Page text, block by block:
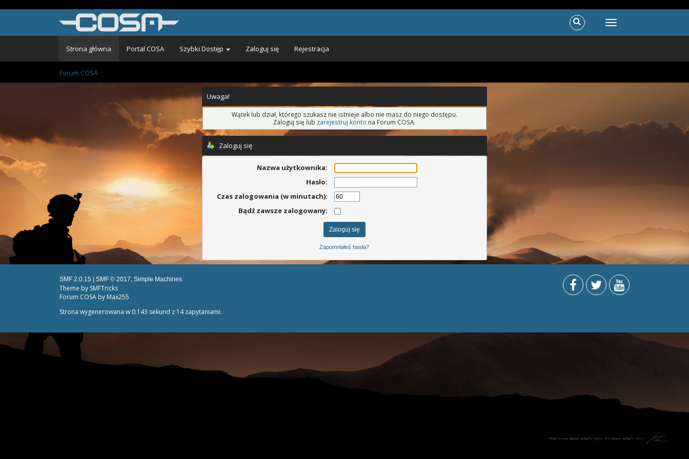
Strona główna Portal COSA Szybki Dostęp Zaloguj się Rejestracja
Forum COSA
Uwaga!
Wątek lub dział, którego szukasz nie istnieje albo nie masz do niego dostępu.
Zaloguj się lub zarejestruj konto na Forum COSA.
Zaloguj się
Nazwa użytkownika:
Hasło:
Czas zalogowania (w minutach):
Bądź zawsze zalogowany:
Zapomniałeś hasła?
SMF 2.0.15 | SMF © 2017 Simple Machines
Theme by SMFTricks
Forum COSA by Max255
Strona wygenerowana w 0.143 sekund z 14 zapytaniami.